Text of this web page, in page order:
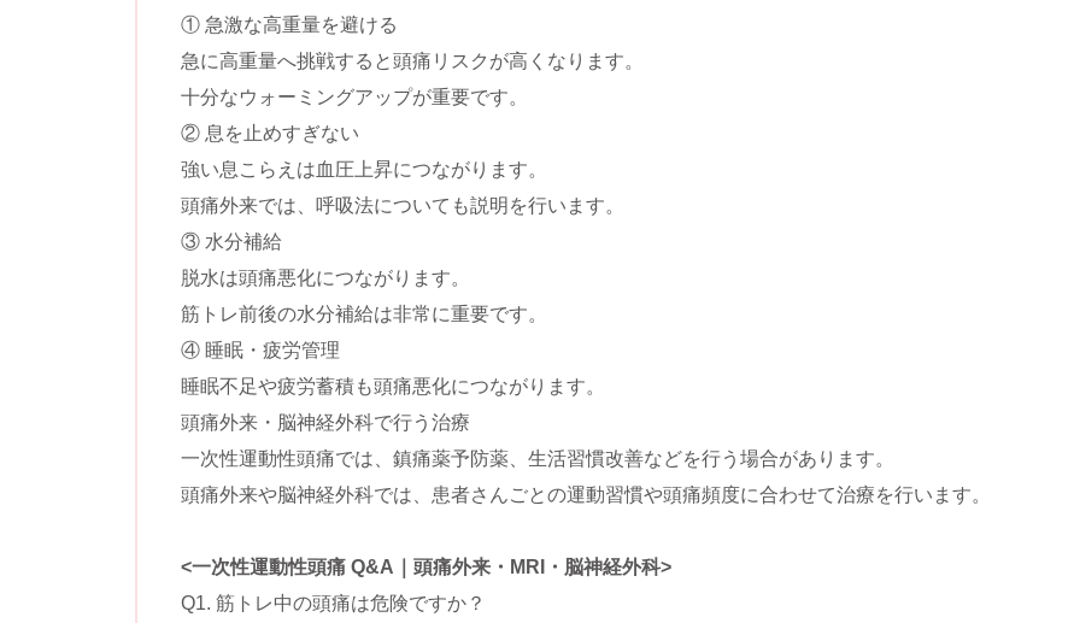
① 急激な高重量を避ける
急に高重量へ挑戦すると頭痛リスクが高くなります。
十分なウォーミングアップが重要です。
② 息を止めすぎない
強い息こらえは血圧上昇につながります。
頭痛外来では、呼吸法についても説明を行います。
③ 水分補給
脱水は頭痛悪化につながります。
筋トレ前後の水分補給は非常に重要です。
④ 睡眠・疲労管理
睡眠不足や疲労蓄積も頭痛悪化につながります。
頭痛外来・脳神経外科で行う治療
一次性運動性頭痛では、鎮痛薬予防薬、生活習慣改善などを行う場合があります。
頭痛外来や脳神経外科では、患者さんごとの運動習慣や頭痛頻度に合わせて治療を行います。
<一次性運動性頭痛 Q&A｜頭痛外来・MRI・脳神経外科>
Q1. 筋トレ中の頭痛は危険ですか？